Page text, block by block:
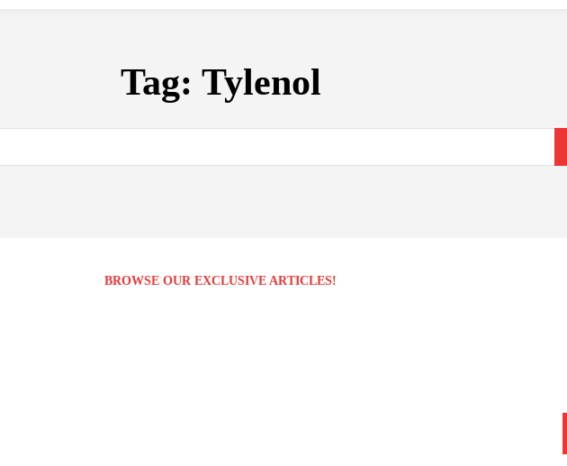
Tag: Tylenol
BROWSE OUR EXCLUSIVE ARTICLES!